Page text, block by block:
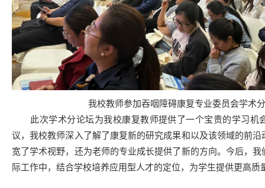
我校教师参加吞咽障碍康复专业委员会学术
此次学术分论坛为我校康复教师提供了一个宝贵的学习机
议，我校教师深入了解了康复新的研究成果和以及该领域的前
宽了学术视野，还为老师的专业成长提供了新的方向。今后，
际工作中，结合学校培养应用型人才的定位，为学生提供更高质